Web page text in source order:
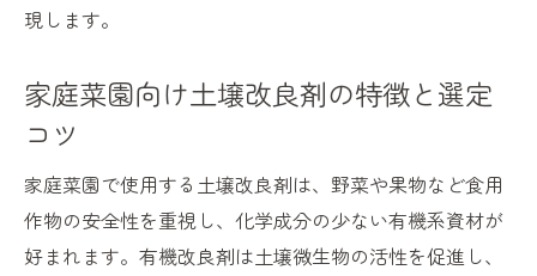
現します。
家庭菜園向け土壌改良剤の特徴と選定
コツ
家庭菜園で使用する土壌改良剤は、野菜や果物など食用
作物の安全性を重視し、化学成分の少ない有機系資材が
好まれます。有機改良剤は土壌微生物の活性を促進し、